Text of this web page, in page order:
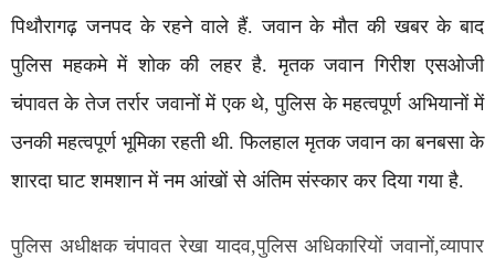
पिथौरागढ़ जनपद के रहने वाले हैं. जवान के मौत की खबर के बाद
पुलिस महकमे में शोक की लहर है. मृतक जवान गिरीश एसओजी
चंपावत के तेज तर्रार जवानों में एक थे, पुलिस के महत्वपूर्ण अभियानों में
उनकी महत्वपूर्ण भूमिका रहती थी. फिलहाल मृतक जवान का बनबसा के
शारदा घाट शमशान में नम आंखों से अंतिम संस्कार कर दिया गया है.
पुलिस अधीक्षक चंपावत रेखा यादव,पुलिस अधिकारियों जवानों,व्यापार